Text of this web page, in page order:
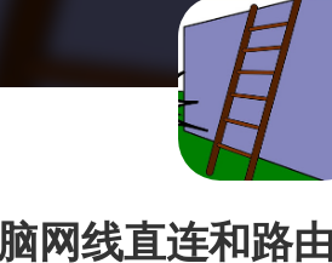
网线直连和路